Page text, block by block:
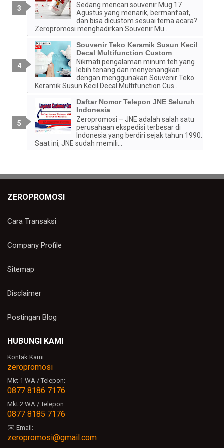
Sedang mencari souvenir Mug 17
Agustus yang menarik, bermanfaat,
dan bisa dicustom sesuai tema acara?
Zeropromosi menghadirkan Souvenir Mu...
Souvenir Teko Keramik Susun Kecil
Decal Multifunction Custom
Nikmati pengalaman minum teh yang
lebih tenang dan menyenangkan
dengan menggunakan Souvenir Teko
Keramik Susun Kecil Decal Multifunction Cus...
Daftar Nomor Telepon JNE Seluruh
Indonesia
Zeropromosi – JNE adalah salah satu
perusahaan ekspedisi terbesar di
Indonesia yang berdiri sejak tahun 1990.
Saat ini, JNE sudah memili...
ZEROPROMOSI
Cara Transaksi
Company Profile
Sitemap
Disclaimer
Postingan Blog
HUBUNGI KAMI
Kontak Kami:
zeropromosi
Mkt 1 WA / Telepon:
0877 8186 7176
Mkt 2 WA / Telepon:
0877 8185 7176
✉️ Email:
zeropromosi@gmail.com